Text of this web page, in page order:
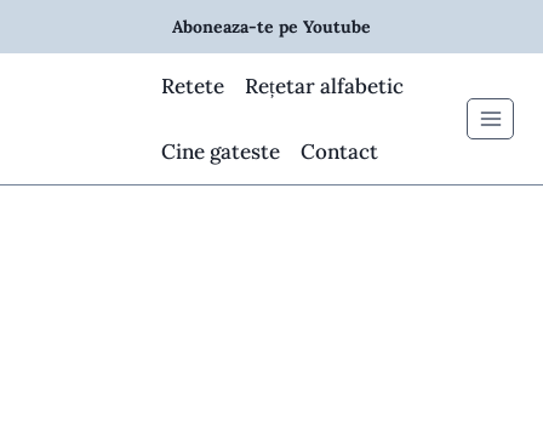
to
Aboneaza-te pe Youtube
Retete Rețetar alfabetic
Cine gateste Contact